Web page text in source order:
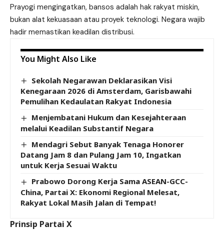
Prayogi mengingatkan, bansos adalah hak rakyat miskin,
bukan alat kekuasaan atau proyek teknologi. Negara wajib
hadir memastikan keadilan distribusi.
You Might Also Like
Sekolah Negarawan Deklarasikan Visi
Kenegaraan 2026 di Amsterdam, Garisbawahi
Pemulihan Kedaulatan Rakyat Indonesia
Menjembatani Hukum dan Kesejahteraan
melalui Keadilan Substantif Negara
Mendagri Sebut Banyak Tenaga Honorer
Datang Jam 8 dan Pulang Jam 10, Ingatkan
untuk Kerja Sesuai Waktu
Prabowo Dorong Kerja Sama ASEAN-GCC-
China, Partai X: Ekonomi Regional Melesat,
Rakyat Lokal Masih Jalan di Tempat!
Prinsip Partai X